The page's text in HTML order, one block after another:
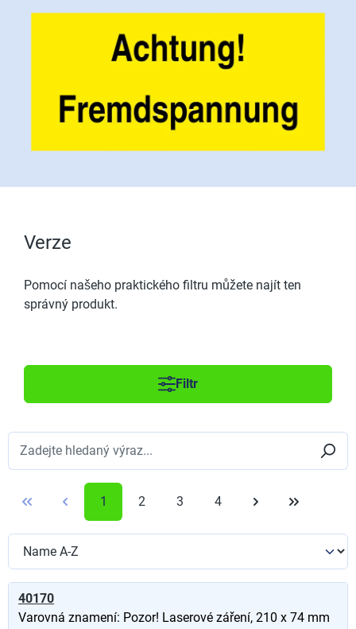
Verze
Pomocí našeho praktického filtru můžete najít ten
správný produkt.
Filtr
1 2 3 4
40170
Varovná znamení: Pozor! Laserové záření, 210 x 74 mm